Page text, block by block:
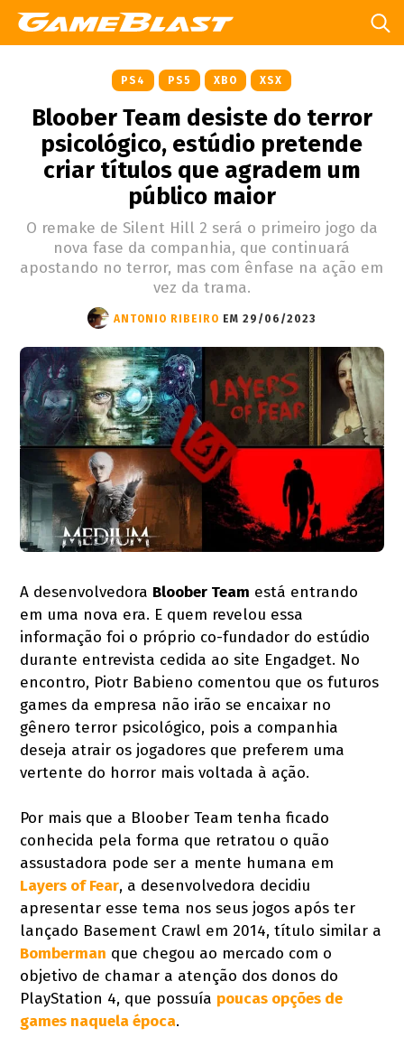
PS4 PS5 XBO XSX
Bloober Team desiste do terror
psicológico, estúdio pretende
criar títulos que agradem um
público maior
O remake de Silent Hill 2 será o primeiro jogo da
nova fase da companhia, que continuará
apostando no terror, mas com ênfase na ação em
vez da trama.
ANTONIO RIBEIRO EM 29/06/2023
A desenvolvedora Bloober Team está entrando
em uma nova era. E quem revelou essa
informação foi o próprio co-fundador do estúdio
durante entrevista cedida ao site Engadget. No
encontro, Piotr Babieno comentou que os futuros
games da empresa não irão se encaixar no
gênero terror psicológico, pois a companhia
deseja atrair os jogadores que preferem uma
vertente do horror mais voltada à ação.
Por mais que a Bloober Team tenha ficado
conhecida pela forma que retratou o quão
assustadora pode ser a mente humana em
Layers of Fear, a desenvolvedora decidiu
apresentar esse tema nos seus jogos após ter
lançado Basement Crawl em 2014, título similar a
Bomberman que chegou ao mercado com o
objetivo de chamar a atenção dos donos do
PlayStation 4, que possuía poucas opções de
games naquela época.